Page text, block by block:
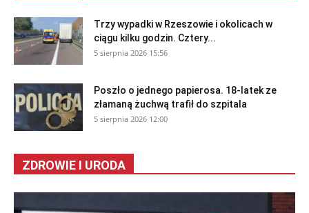
Trzy wypadki w Rzeszowie i okolicach w
ciągu kilku godzin. Cztery...
5 sierpnia 2026 15:56
Poszło o jednego papierosa. 18-latek ze
złamaną żuchwą trafił do szpitala
5 sierpnia 2026 12:00
ZDROWIE I URODA